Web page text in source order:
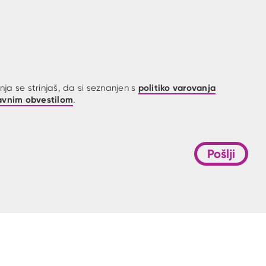
se strinjaš, da si seznanjen s politiko varovanja
obvestilom.
Pošlji